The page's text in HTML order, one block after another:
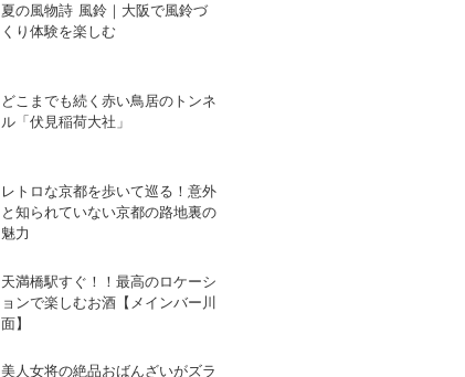
夏の風物詩 風鈴｜大阪で風鈴づ
くり体験を楽しむ
どこまでも続く赤い鳥居のトンネ
ル「伏見稲荷大社」
レトロな京都を歩いて巡る！意外
と知られていない京都の路地裏の
魅力
天満橋駅すぐ！！最高のロケーシ
ョンで楽しむお酒【メインバー川
面】
美人女将の絶品おばんざいがズラ